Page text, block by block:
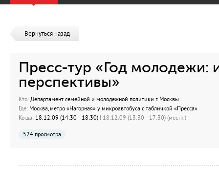
Вернуться назад
Пресс-тур «Год молодежи:
перспективы»
Кто: Департамент семейной и молодежной политики г. Москвы
Где: Москва, метро «Нагорная» у микроавтобуса с табличкой «Пресса»
Когда: 18.12.09 (14:30—18:30) | 18.12.09 (13:30—17:30) (местн.)
524 просмотра